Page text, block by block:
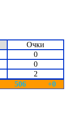
Очки
0
0
2
506 +0